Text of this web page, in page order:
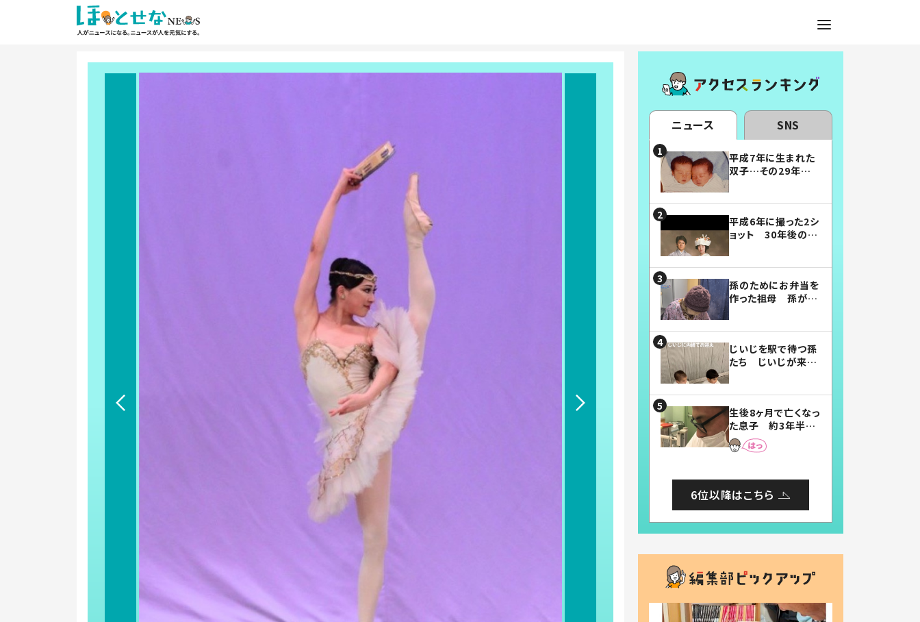
ニュース SNS
平成7年に生まれた
双子…その29年後
平成6年に撮った2シ
ョット 30年後の姿
孫のためにお弁当を
作った祖母 孫が絶
じいじを駅で待つ孫
たち じいじが来た
まらない」「幸せにな
れる」
生後8ヶ月で亡くなっ
た息子 約3年半
後、当時の妻の日記
に書いてあった本音
6位以降はこちら